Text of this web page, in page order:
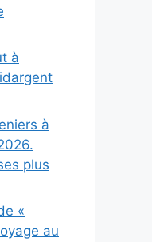
à
à
plus
«
au